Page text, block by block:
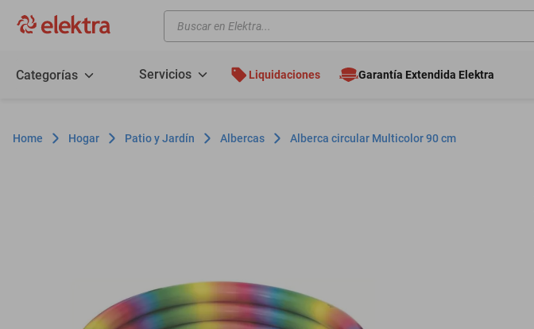
Buscar en Elektra...
Categorías Servicios Liquidaciones Garantía Extendida Elektra
Hogar Patio y Jardín Albercas Alberca circular Multicolor 90 cm
motos
oppo
motoneta